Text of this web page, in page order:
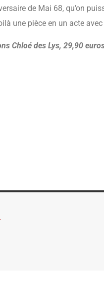
de Mai 68, qu’on
une pièce en un acte
Chloé des Lys, 29,90